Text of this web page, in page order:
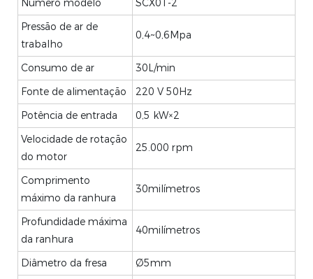
Número modelo
SCX01-2
Pressão de ar de
trabalho
0,4~0,6Mpa
Consumo de ar
30L/min
Fonte de alimentação
220 V 50Hz
Potência de entrada
0,5 kW×2
Velocidade de rotação
do motor
25.000 rpm
Comprimento
máximo da ranhura
30milímetros
Profundidade máxima
da ranhura
40milímetros
Diâmetro da fresa
Ø5mm